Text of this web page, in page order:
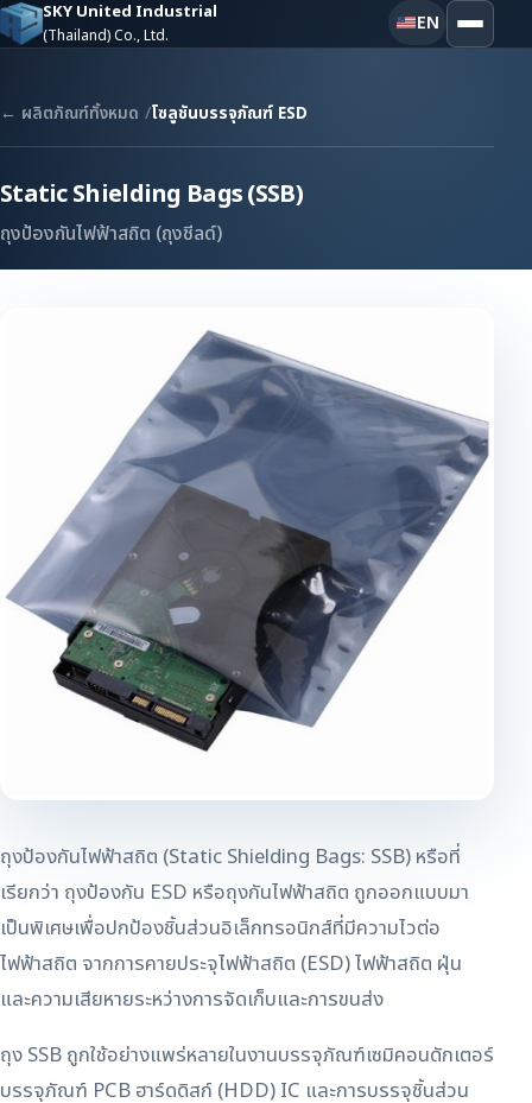
SKY United Industrial
(Thailand) Co., Ltd.
EN
← ผลิตภัณฑ์ทั้งหมด โซลูชันบรรจุภัณฑ์ ESD
Static Shielding Bags (SSB)
ถุงป้องกันไฟฟ้าสถิต (ถุงชีลด์)
ถุงป้องกันไฟฟ้าสถิต (Static Shielding Bags: SSB) หรือที่
เรียกว่า ถุงป้องกัน ESD หรือถุงกันไฟฟ้าสถิต ถูกออกแบบมา
เป็นพิเศษเพื่อปกป้องชิ้นส่วนอิเล็กทรอนิกส์ที่มีความไวต่อ
ไฟฟ้าสถิต จากการคายประจุไฟฟ้าสถิต (ESD) ไฟฟ้าสถิต ฝุ่น
และความเสียหายระหว่างการจัดเก็บและการขนส่ง
ถุง SSB ถูกใช้อย่างแพร่หลายในงานบรรจุภัณฑ์เซมิคอนดักเตอร์
บรรจุภัณฑ์ PCB ฮาร์ดดิสก์ (HDD) IC และการบรรจุชิ้นส่วน